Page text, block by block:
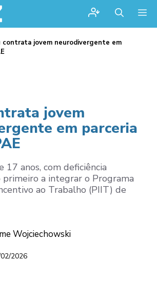
contrata jovem neurodivergente em
jovem
em parceria
17 anos, com deficiência
a integrar o Programa
ao Trabalho (PIIT) de
Wojciechowski
2026